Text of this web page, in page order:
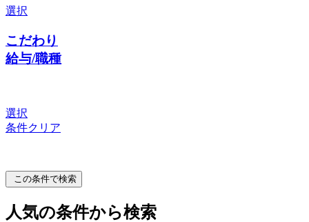
選択
こだわり
給与/職種
選択
条件クリア
この条件で検索
人気の条件から検索